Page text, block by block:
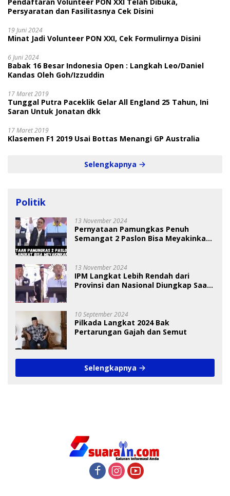
Persyaratan dan Fasilitasnya Cek Disini
19 Juni 2024
Minat Jadi Volunteer PON XXI, Cek Formulirnya Disini
6 Juni 2024
Babak 16 Besar Indonesia Open : Langkah Leo/Daniel
Kandas Oleh Goh/Izzuddin
17 Maret 2019
Tunggal Putra Paceklik Gelar All England 25 Tahun, Ini
Saran Untuk Jonatan dkk
17 Maret 2019
Klasemen F1 2019 Usai Bottas Menangi GP Australia
Selengkapnya
Politik
13 November 2024
Pernyataan Pamungkas Penuh
Semangat 2 Paslon Bisa Meyakinkan
13 November 2024
IPM Langkat Lebih Rendah dari
Provinsi dan Nasional Diungkap Saat
10 September 2024
Pilkada Langkat 2024 Bak
Pertarungan Gajah dan Semut
Selengkapnya